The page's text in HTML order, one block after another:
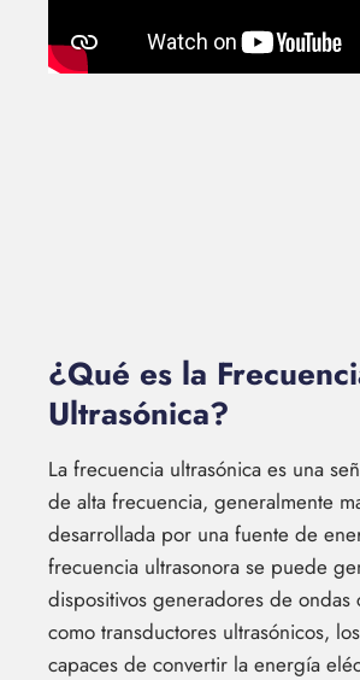
¿Qué es la
Ultrasónica?
La frecuencia ultrasónica es una
de alta frecuencia, generalmente
desarrollada por una fuente de
frecuencia ultrasonora se puede
dispositivos generadores de ondas
como transductores ultrasónicos,
capaces de convertir la energía